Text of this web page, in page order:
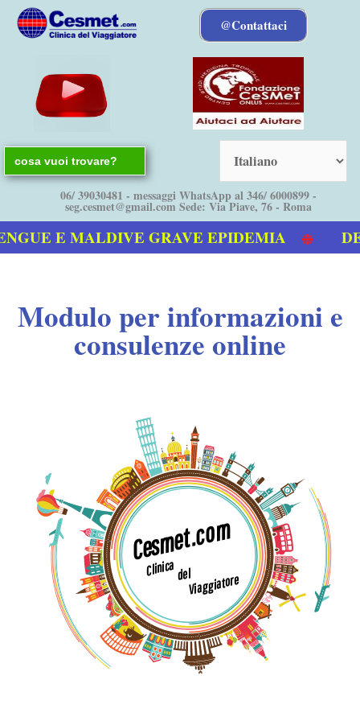
@Contattaci
Search
for:
06/ 39030481 - messaggi WhatsApp al 346/ 6000899 -
seg.cesmet@gmail.com Sede: Via Piave, 76 - Roma
E MALDIVE GRAVE EPIDEMIA
Modulo per informazioni e
consulenze online
Cesmet.com
Clinica
del
Viaggiatore